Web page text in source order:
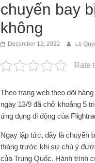
chuyến bay
không
December 12, 2022 Le
Rate
Theo trang web theo dõi
ngày 13/9 đã chở khoảng 5
ứng dụng di động của
Ngay lập tức, đây là chuyến
tháng trước khi sự chú ý
của Trung Quốc. Hành trình